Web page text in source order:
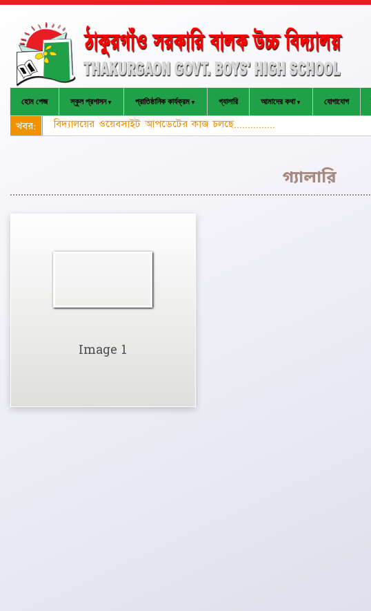
হোম পেজ স্কুল প্রশাসন প্রাতিষ্ঠানিক কার্যক্রম গ্যালারি আমাদের কথা যোগাযোগ
খবর: বিদ্যালয়ের ওয়েবসাইট আপডেটের কাজ চলছে...............
গ্যালারি
Image 1